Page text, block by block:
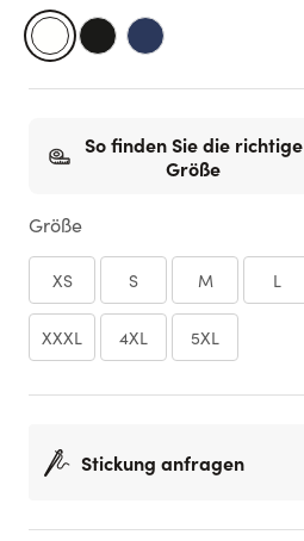
So finden Sie die richtige
Größe
Größe
XS S M L
XXXL 4XL 5XL
Stickung anfragen